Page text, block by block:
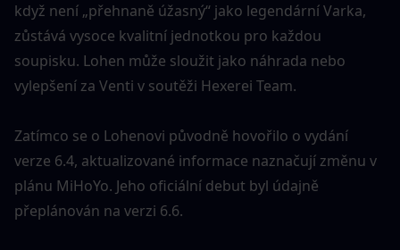
když není „přehnaně úžasný“ jako legendární Varka,
zůstává vysoce kvalitní jednotkou pro každou
soupisku. Lohen může sloužit jako náhrada nebo
vylepšení za Venti v soutěži Hexerei Team.
Zatímco se o Lohenovi původně hovořilo o vydání
verze 6.4, aktualizované informace naznačují změnu v
plánu MiHoYo. Jeho oficiální debut byl údajně
přeplánován na verzi 6.6.